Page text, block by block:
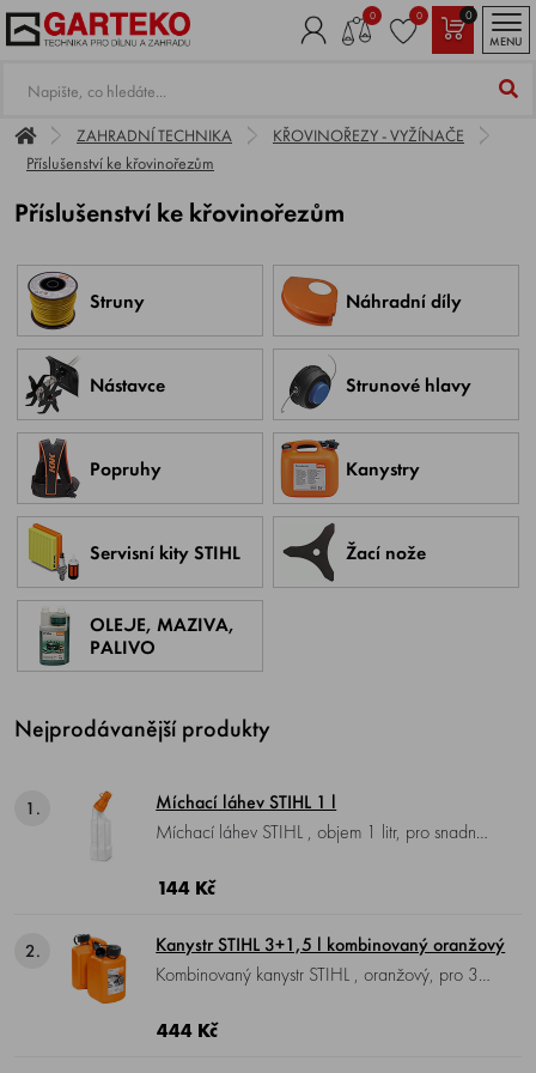
0 0
0
MENU
ZAHRADNÍ TECHNIKA
KŘOVINOŘEZY - VYŽÍNAČE
Příslušenství ke křovinořezům
Příslušenství ke křovinořezům
Struny Náhradní díly
Nástavce Strunové hlavy
Popruhy Kanystry
Servisní kity STIHL Žací nože
OLEJE, MAZIVA,
PALIVO
Nejprodávanější produkty
1.
Míchací láhev STIHL 1 l
Míchací láhev STIHL , objem 1 litr, pro snadné
144 Kč
2.
Kanystr STIHL 3+1,5 l kombinovaný oranžový
Kombinovaný kanystr STIHL , oranžový, pro 3 l
444 Kč